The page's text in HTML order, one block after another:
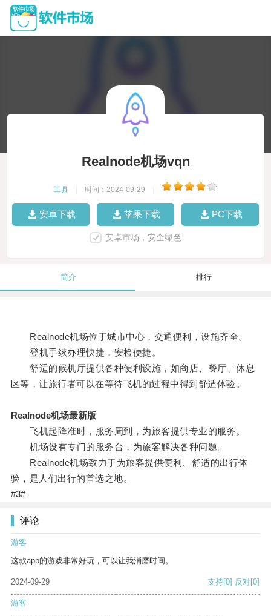
Realnode机场vqn
工具 时间：2024-09-29
安卓下载 苹果下载 PC下载
安卓市场，安全绿色
简介 排行
Realnode机场位于城市中心，交通便利，设施齐全。
登机手续办理快捷，安检便捷。
舒适的候机厅提供各种便利设施，如商店、餐厅、休息
区等，让旅行者可以在等待飞机的过程中得到舒适体验。
Realnode机场最新版
飞机起降准时，服务周到，为旅客提供专业的服务。
机场设有专门的服务台，为旅客解决各种问题。
Realnode机场致力于为旅客提供便利、舒适的出行体
验，是人们出行的首选之地。
#3#
评论
游客
这款app的游戏非常好玩，可以让我消磨时间。
2024-09-29 支持[0] 反对[0]
游客